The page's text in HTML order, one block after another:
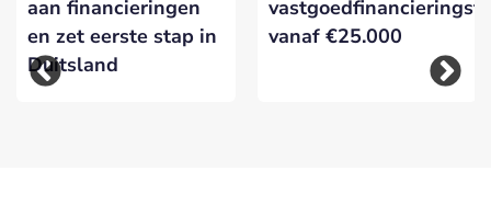
aan financieringen
en zet eerste stap in
Duitsland
vanaf €25.000